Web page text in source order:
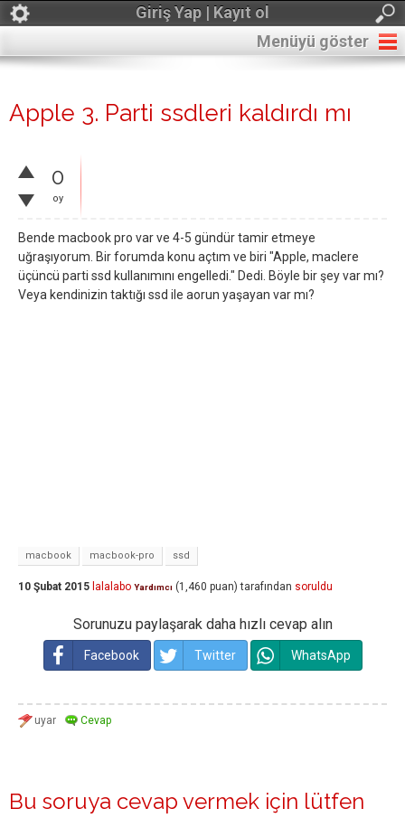
Giriş Yap | Kayıt ol
Menüyü göster
Apple 3. Parti ssdleri kaldırdı mı
0
oy
Bende macbook pro var ve 4-5 gündür tamir etmeye
uğraşıyorum. Bir forumda konu açtım ve biri "Apple, maclere
üçüncü parti ssd kullanımını engelledi." Dedi. Böyle bir şey var mı?
Veya kendinizin taktığı ssd ile aorun yaşayan var mı?
macbook macbook-pro ssd
10 Şubat 2015 lalalabo Yardımcı (1,460 puan) tarafından soruldu
Sorunuzu paylaşarak daha hızlı cevap alın
Facebook Twitter WhatsApp
Bu soruya cevap vermek için lütfen